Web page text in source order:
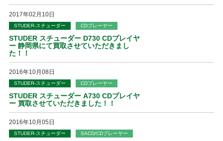
2017年02月10日
STUDER-スチューダー CDプレーヤー
STUDER スチューダー D730 CDプレイヤ
ー 静岡県にて買取させていただきまし
た！！
2016年10月08日
STUDER-スチューダー CDプレーヤー
STUDER スチューダー A730 CDプレイヤ
ー 買取させていただきました！！
2016年10月05日
STUDER-スチューダー SACD/CDプレーヤー